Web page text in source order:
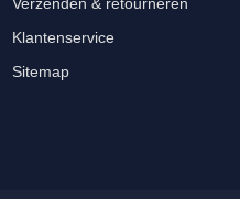
Klantenservice
Sitemap